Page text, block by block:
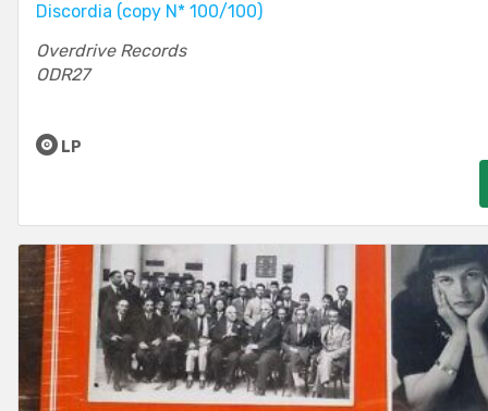
Discordia (copy N* 100/100)
Overdrive Records
ODR27
LP